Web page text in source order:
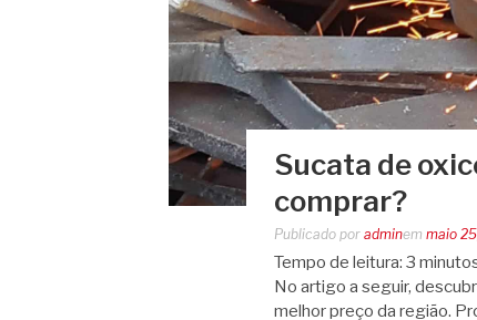
Sucata de
comprar?
Publicado por adminem maio
Tempo de leitura: 3
No artigo a seguir,
melhor preço da região.